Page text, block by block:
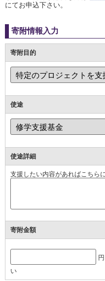
にてお申込下さい。
寄附情報入力
寄附目的
使途
使途詳細
支援したい内容があればこちら
寄附金額
い